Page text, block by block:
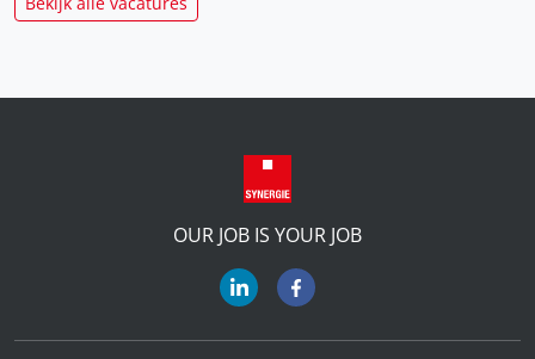
OUR JOB IS YOUR JOB